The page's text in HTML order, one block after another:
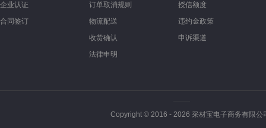
企业认证
合同签订
订单取消规则
物流配送
收货确认
法律申明
授信额度
违约金政策
申诉渠道
Copyright © 2016 - 2026 采材宝电子商务有限